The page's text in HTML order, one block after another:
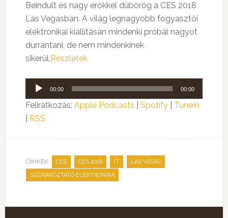
Beindult és nagy erőkkel dübörög a CES 2018
Las Vegasban. A világ legnagyobb fogyasztói
elektronikai kiállításán mindenki próbál nagyot
durrantani, de nem mindenkinek
sikerül.Részletek
Audió
lejátszó
00:00 00:00
Feliratkozás: Apple Podcasts Spotify| TuneIn
RSS
CÍMKÉK: CES , CES 2018 , IT , LAS VEGAS ,
SZÓRAKOZTATÓ ELEKTRONIKA